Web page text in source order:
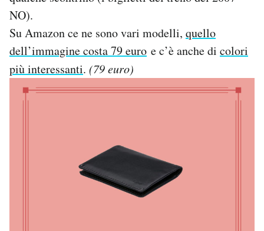
NO).
Su Amazon ce ne sono vari modelli, quello
dell’immagine costa 79 euro e c’è anche di colori
più interessanti. (79 euro)